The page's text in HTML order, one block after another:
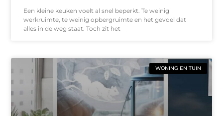
Een kleine keuken voelt al snel beperkt. Te weinig
werkruimte, te weinig opbergruimte en het gevoel dat
alles in de weg staat. Toch zit het
WONING EN TUIN